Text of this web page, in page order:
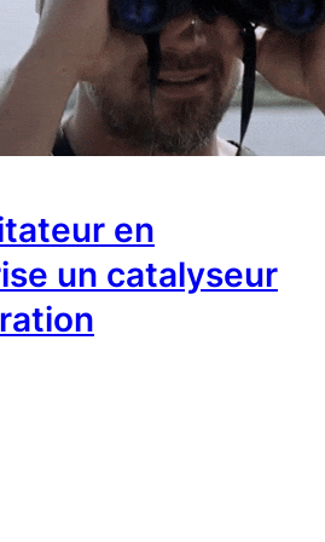
en
un catalyseur